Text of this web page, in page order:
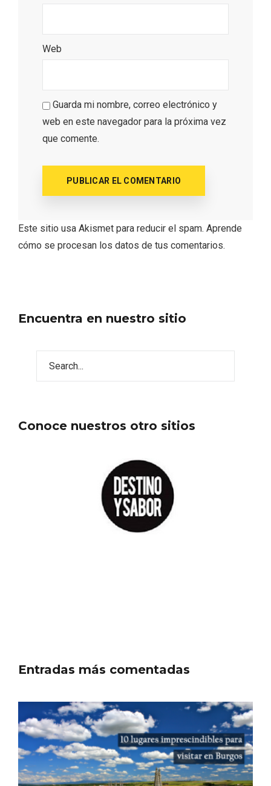
Web
Guarda mi nombre, correo electrónico y
web en este navegador para la próxima vez
que comente.
Este sitio usa Akismet para reducir el spam. Aprende
cómo se procesan los datos de tus comentarios.
Encuentra en nuestro sitio
Conoce nuestros otro sitios
IGP Morcilla de Burgos triunfó en el
Salón Gourmet 2026
Disfrutar de la Semana Santa en Rueda
Semana Santa en la Ribera del Duero
2026